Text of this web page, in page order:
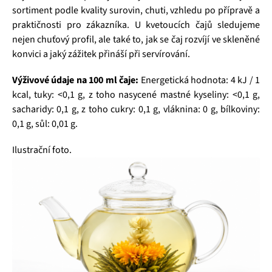
sortiment podle kvality surovin, chuti, vzhledu po přípravě a
praktičnosti pro zákazníka. U kvetoucích čajů sledujeme
nejen chuťový profil, ale také to, jak se čaj rozvíjí ve skleněné
konvici a jaký zážitek přináší při servírování.
Výživové údaje na 100 ml čaje: Energetická hodnota: 4 kJ / 1
kcal, tuky: <0,1 g, z toho nasycené mastné kyseliny: <0,1 g,
sacharidy: 0,1 g, z toho cukry: 0,1 g, vláknina: 0 g, bílkoviny:
0,1 g, sůl: 0,01 g.
Ilustrační foto.